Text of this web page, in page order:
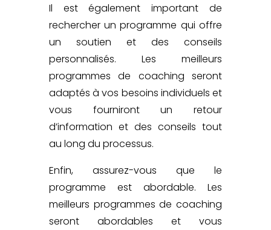
Il est également important de
rechercher un programme qui offre
un soutien et des conseils
personnalisés. Les meilleurs
programmes de coaching seront
adaptés à vos besoins individuels et
vous fourniront un retour
d’information et des conseils tout
au long du processus.
Enfin, assurez-vous que le
programme est abordable. Les
meilleurs programmes de coaching
seront abordables et vous